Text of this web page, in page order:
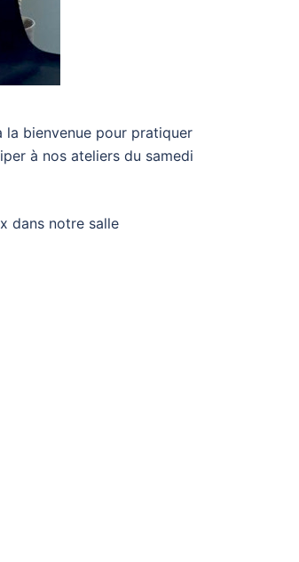
la bienvenue pour pratiquer
à nos ateliers du samedi
dans notre salle